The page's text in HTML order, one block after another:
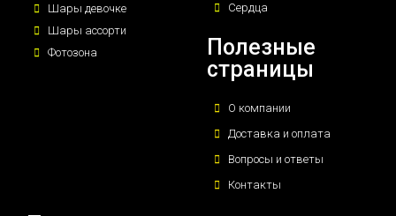
Шары девочке
Шары ассорти
Фотозона
Сердца
Полезные
страницы
О компании
Доставка и оплата
Вопросы и ответы
Контакты